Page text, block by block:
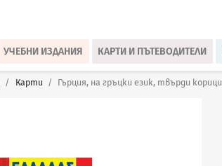
УЧЕБНИ ИЗДАНИЯ КАРТИ И ПЪТЕВОДИТЕЛИ
Карти Гърция, на гръцки език, твърди корици